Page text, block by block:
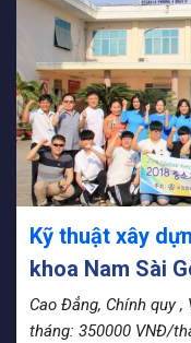
Kỹ thuật xây
khoa Nam Sài
Cao Đẳng, Chính quy ,
tháng: 350000 VNĐ/